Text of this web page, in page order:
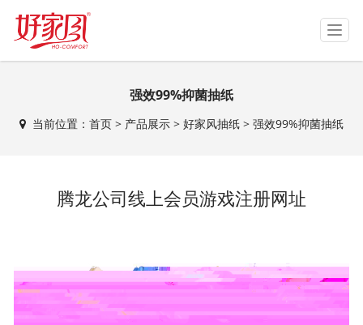
T
o
g
n
n
强效99%抑菌抽纸
当前位置： 首页> 产品展示> 好家风抽纸> 强效99%抑菌抽纸
腾龙公司线上会员游戏注册网址